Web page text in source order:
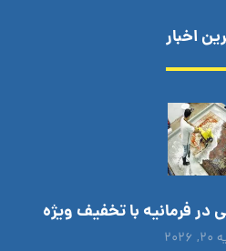
اخبار
فرمانیه با تخفیف ویژه